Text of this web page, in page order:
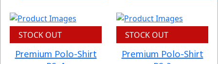
STOCK OUT
Premium Polo-Shirt
STOCK OUT
Premium Polo-Shirt